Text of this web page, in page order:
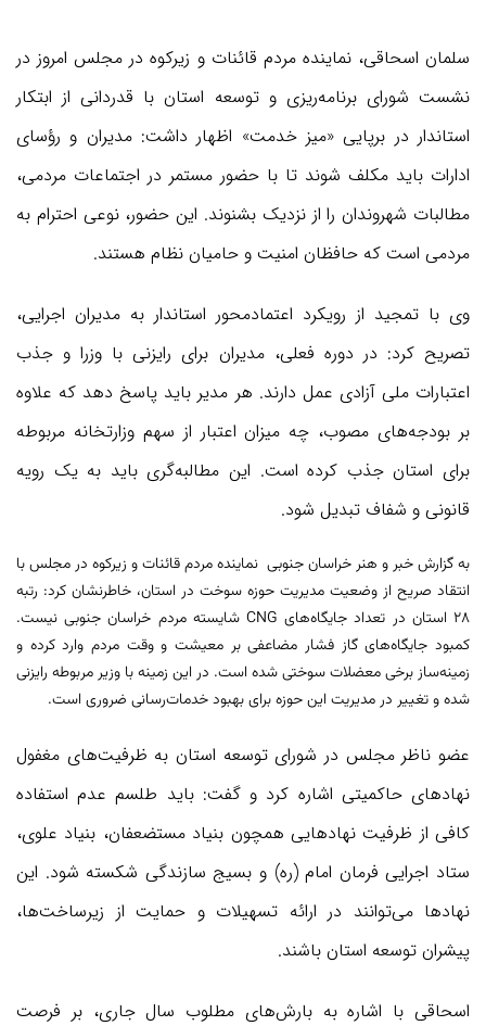
سلمان اسحاقی، نماینده مردم قائنات و زیرکوه در مجلس امروز در
نشست شورای برنامه‌ریزی و توسعه استان با قدردانی از ابتکار
استاندار در برپایی «میز خدمت» اظهار داشت: مدیران و رؤسای
ادارات باید مکلف شوند تا با حضور مستمر در اجتماعات مردمی،
مطالبات شهروندان را از نزدیک بشنوند. این حضور، نوعی احترام به
مردمی است که حافظان امنیت و حامیان نظام هستند.
وی با تمجید از رویکرد اعتمادمحور استاندار به مدیران اجرایی،
تصریح کرد: در دوره فعلی، مدیران برای رایزنی با وزرا و جذب
اعتبارات ملی آزادی عمل دارند. هر مدیر باید پاسخ دهد که علاوه
بر بودجه‌های مصوب، چه میزان اعتبار از سهم وزارتخانه مربوطه
برای استان جذب کرده است. این مطالبه‌گری باید به یک رویه
قانونی و شفاف تبدیل شود.
به گزارش خبر و هنر خراسان جنوبی نماینده مردم قائنات و زیرکوه در مجلس با
انتقاد صریح از وضعیت مدیریت حوزه سوخت در استان، خاطرنشان کرد: رتبه
28 استان در تعداد جایگاه‌های CNG شایسته مردم خراسان جنوبی نیست.
کمبود جایگاه‌های گاز فشار مضاعفی بر معیشت و وقت مردم وارد کرده و
زمینه‌ساز برخی معضلات سوختی شده است. در این زمینه با وزیر مربوطه رایزنی
شده و تغییر در مدیریت این حوزه برای بهبود خدمات‌رسانی ضروری است.
عضو ناظر مجلس در شورای توسعه استان به ظرفیت‌های مغفول
نهادهای حاکمیتی اشاره کرد و گفت: باید طلسم عدم استفاده
کافی از ظرفیت نهادهایی همچون بنیاد مستضعفان، بنیاد علوی،
ستاد اجرایی فرمان امام (ره) و بسیج سازندگی شکسته شود. این
نهادها می‌توانند در ارائه تسهیلات و حمایت از زیرساخت‌ها،
پیشران توسعه استان باشند.
اسحاقی با اشاره به بارش‌های مطلوب سال جاری، بر فرصت